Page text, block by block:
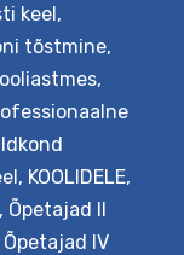
keel,
tõstmine,
,
, KOOLIDELE,
, Õpetajad II
Õpetajad IV